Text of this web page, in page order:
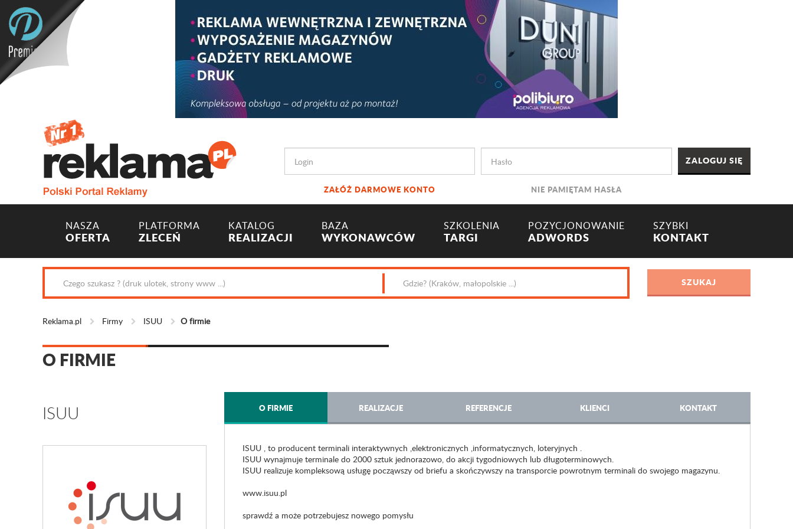
ZAŁÓŻ DARMOWE KONTO NIE PAMIĘTAM HASŁA
NASZA
OFERTA
PLATFORMA
ZLECEŃ
KATALOG
REALIZACJI
BAZA
WYKONAWCÓW
SZKOLENIA
TARGI
POZYCJONOWANIE
ADWORDS
SZYBKI
KONTAKT
Reklama.pl Firmy ISUU O firmie
O FIRMIE
ISUU O FIRMIE REALIZACJE REFERENCJE KLIENCI KONTAKT
ISUU , to producent terminali interaktywnych ,elektronicznych ,informatycznych, loteryjnych .
ISUU wynajmuje terminale do 2000 sztuk jednorazowo, do akcji tygodniowych lub długoterminowych.
ISUU realizuje kompleksową usługę począwszy od briefu a skończywszy na transporcie powrotnym terminali do swojego magazynu.
www.isuu.pl
sprawdź a może potrzebujesz nowego pomysłu